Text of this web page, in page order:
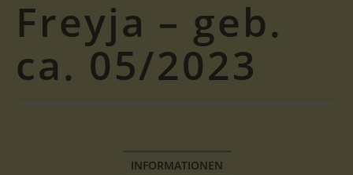
Freyja – geb.
ca. 05/2023
INFORMATIONEN